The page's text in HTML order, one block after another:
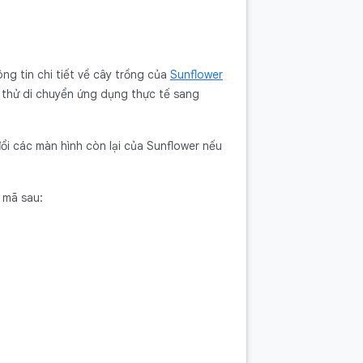
tin chi tiết về cây trồng của Sunflower
di chuyển ứng dụng thực tế sang
các màn hình còn lại của Sunflower nếu
sau: